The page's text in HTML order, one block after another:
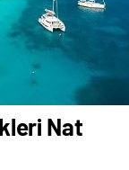
Nat